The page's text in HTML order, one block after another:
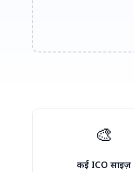
🎨
कई ICO साइज़